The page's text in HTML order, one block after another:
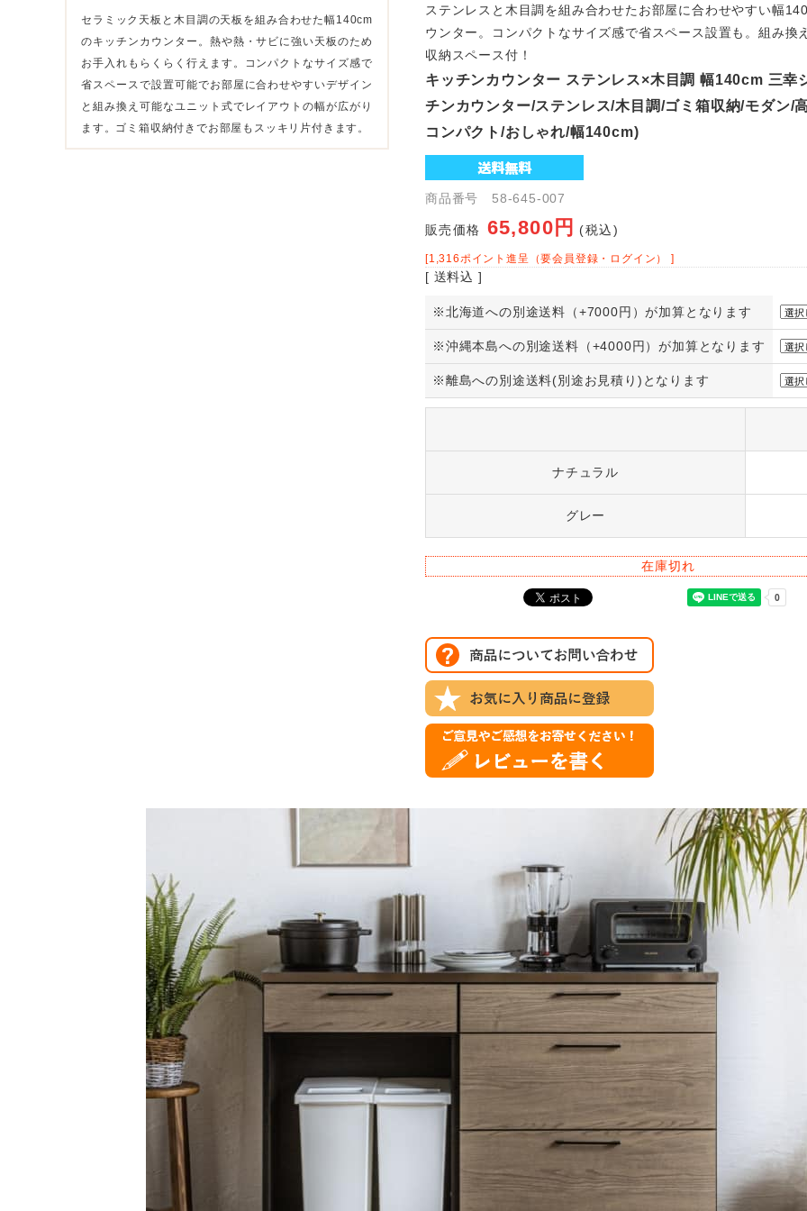
セラミック天板と木目調の天板を組み合わせた幅140cm
のキッチンカウンター。熱や熱・サビに強い天板のため
お手入れもらくらく行えます。コンパクトなサイズ感で
省スペースで設置可能でお部屋に合わせやすいデザイン
と組み換え可能なユニット式でレイアウトの幅が広がり
ます。ゴミ箱収納付きでお部屋もスッキリ片付きます。
ステンレスと木目調を組み合わせたお部屋に合わせやすい幅
ウンター。コンパクトなサイズ感で省スペース設置も。組み換
収納スペース付！
キッチンカウンター ステンレス×木目調 幅140cm 三幸
チンカウンター/ステンレス/木目調/ゴミ箱収納/モダン/
コンパクト/おしゃれ/幅140cm)
商品番号 58-645-007
販売価格 65,800円 (税込)
[1,316ポイント進呈（要会員登録・ログイン） ]
[ 送料込 ]
※北海道への別途送料（+7000円）が加算となります
※沖縄本島への別途送料（+4000円）が加算となります
※離島への別途送料(別途お見積り)となります
ナチュラル
グレー
在庫切れ